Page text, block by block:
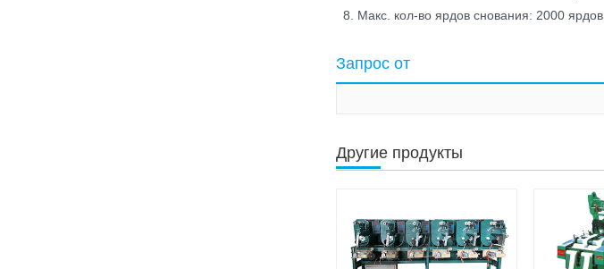
Макс. кол-во ярдов снования: 2000 ярдов
Запрос от
Другие продукты